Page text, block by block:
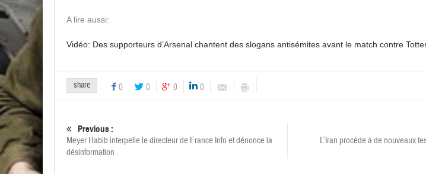
A lire aussi:
Vidéo: Des supporteurs d’Arsenal chantent des slogans antisémites avant le match contre
share 0 0 0 0
Previous :
Meyer Habib interpelle le directeur de France Info et dénonce la
désinformation .
L’Iran procède à de nouveaux